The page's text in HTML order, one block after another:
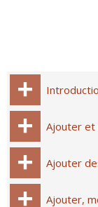
Ajouter et
Ajouter
Ajouter,